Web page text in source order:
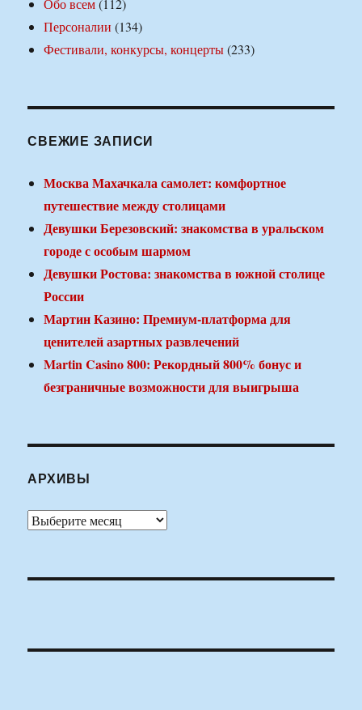
Персоналии (134)
Фестивали, конкурсы, концерты(233)
СВЕЖИЕ ЗАПИСИ
Москва Махачкала самолет: комфортное
путешествие между столицами
Девушки Березовский: знакомства в уральском
городе с особым шармом
Девушки Ростова: знакомства в южной столице
России
Мартин Казино: Премиум-платформа для
ценителей азартных развлечений
Martin Casino 800: Рекордный 800% бонус и
безграничные возможности для выигрыша
АРХИВЫ
Архивы